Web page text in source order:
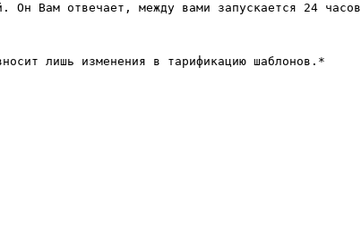
Он Вам отвечает, между вами запускается 24
лишь изменения в тарификацию шаблонов.*